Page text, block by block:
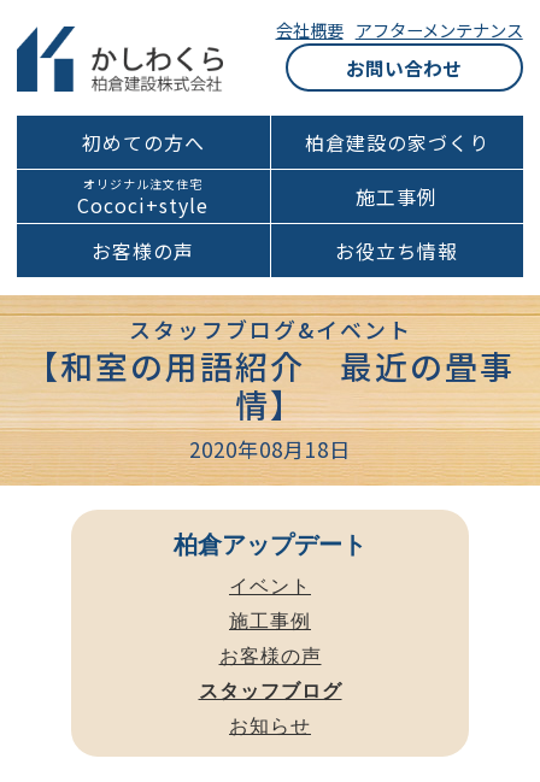
会社概要 アフターメンテナンス
お問い合わせ
初めての方へ 柏倉建設の家づくり
オリジナル注文住宅
Cococi+style
施工事例
お客様の声
お役立ち情報
スタッフブログ&イベント
【和室の用語紹介 最近の畳事
情】
2020年08月18日
柏倉アップデート
イベント
施工事例
お客様の声
スタッフブログ
お知らせ